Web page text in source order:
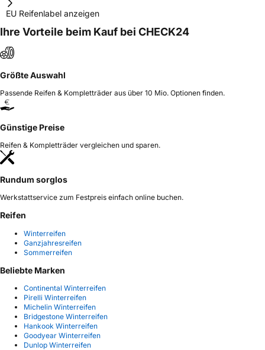
EU Reifenlabel anzeigen
Ihre Vorteile beim Kauf bei CHECK24
Größte Auswahl
Passende Reifen & Kompletträder aus über 10 Mio. Optionen finden.
Günstige Preise
Reifen & Kompletträder vergleichen und sparen.
Rundum sorglos
Werkstattservice zum Festpreis einfach online buchen.
Reifen
Winterreifen
Ganzjahresreifen
Sommerreifen
Beliebte Marken
Continental Winterreifen
Pirelli Winterreifen
Michelin Winterreifen
Bridgestone Winterreifen
Hankook Winterreifen
Goodyear Winterreifen
Dunlop Winterreifen